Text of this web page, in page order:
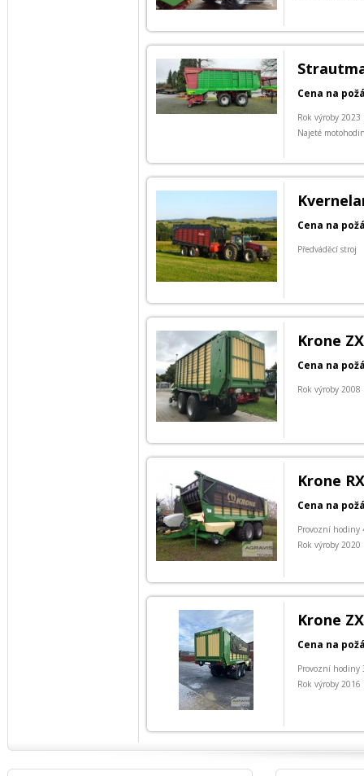
Cena na
Rok výroby 2023
Najeté
Cena na
Předváděcí stroj
Krone
Cena na
Rok výroby 2008
Krone
Cena na
Provozní hodiny
Rok výroby 2020
Krone
Cena na
Provozní hodiny
Rok výroby 2016